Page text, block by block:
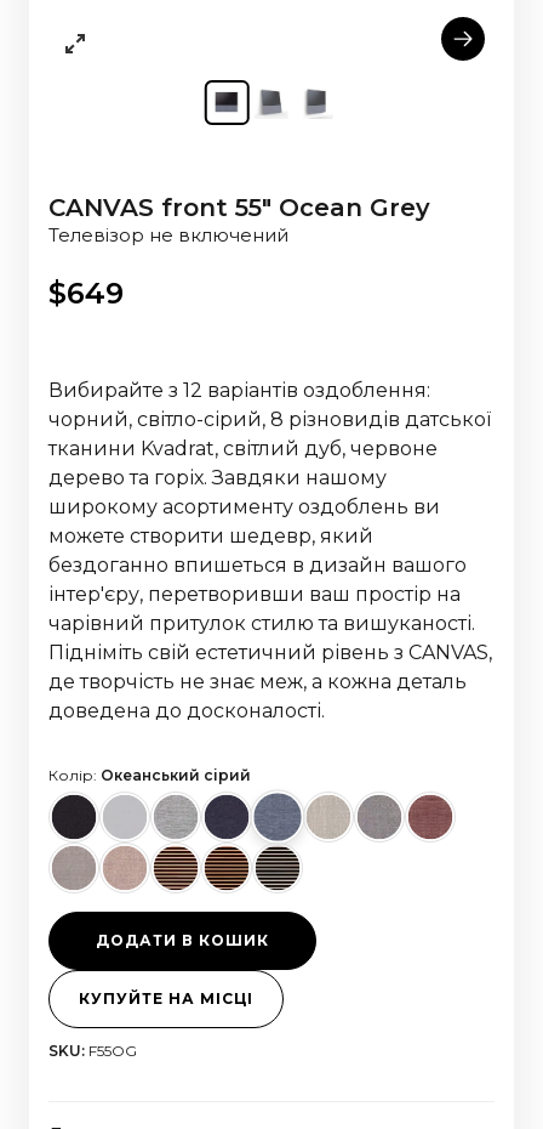
CANVAS front 55" Ocean Grey
Телевізор не включений
$649
Вибирайте з 12 варіантів оздоблення:
чорний, світло-сірий, 8 різновидів датської
тканини Kvadrat, світлий дуб, червоне
дерево та горіх. Завдяки нашому
широкому асортименту оздоблень ви
можете створити шедевр, який
бездоганно впишеться в дизайн вашого
інтер'єру, перетворивши ваш простір на
чарівний притулок стилю та вишуканості.
Підніміть свій естетичний рівень з CANVAS,
де творчість не знає меж, а кожна деталь
доведена до досконалості.
Колір: Океанський сірий
ДОДАТИ В КОШИК
КУПУЙТЕ НА МІСЦІ
SKU: F55OG